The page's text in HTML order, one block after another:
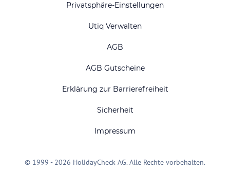
Privatsphäre-Einstellungen
Utiq Verwalten
AGB
AGB Gutscheine
Erklärung zur Barrierefreiheit
Sicherheit
Impressum
© 1999 - 2026 HolidayCheck AG. Alle Rechte vorbehalten.